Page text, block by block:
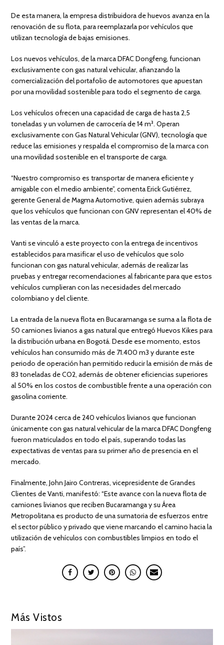
De esta manera, la empresa distribuidora de huevos avanza en la
renovación de su flota, para reemplazarla por vehículos que
utilizan tecnología de bajas emisiones.
Los nuevos vehículos, de la marca DFAC Dongfeng, funcionan
exclusivamente con gas natural vehicular, afianzando la
comercialización del portafolio de automotores que apuestan
por una movilidad sostenible para todo el segmento de carga.
Los vehículos ofrecen una capacidad de carga de hasta 2,5
toneladas y un volumen de carrocería de 14 m³. Operan
exclusivamente con Gas Natural Vehicular (GNV), tecnología que
reduce las emisiones y respalda el compromiso de la marca con
una movilidad sostenible en el transporte de carga.
“Nuestro compromiso es transportar de manera eficiente y
amigable con el medio ambiente”, comenta Erick Gutiérrez,
gerente General de Magma Automotive, quien además subraya
que los vehículos que funcionan con GNV representan el 40% de
las ventas de la marca.
Vanti se vinculó a este proyecto con la entrega de incentivos
establecidos para masificar el uso de vehículos que solo
funcionan con gas natural vehicular, además de realizar las
pruebas y entregar recomendaciones al fabricante para que estos
vehículos cumplieran con las necesidades del mercado
colombiano y del cliente.
La entrada de la nueva flota en Bucaramanga se suma a la flota de
50 camiones livianos a gas natural que entregó Huevos Kikes para
la distribución urbana en Bogotá. Desde ese momento, estos
vehículos han consumido más de 71.400 m3 y durante este
periodo de operación han permitido reducir la emisión de más de
83 toneladas de CO2, además de obtener eficiencias superiores
al 50% en los costos de combustible frente a una operación con
gasolina corriente.
Durante 2024 cerca de 240 vehículos livianos que funcionan
únicamente con gas natural vehicular de la marca DFAC Dongfeng
fueron matriculados en todo el país, superando todas las
expectativas de ventas para su primer año de presencia en el
mercado.
Finalmente, John Jairo Contreras, vicepresidente de Grandes
Clientes de Vanti, manifestó: “Este avance con la nueva flota de
camiones livianos que reciben Bucaramanga y su Área
Metropolitana es producto de una sumatoria de esfuerzos entre
el sector público y privado que viene marcando el camino hacia la
utilización de vehículos con combustibles limpios en todo el
país”.
Más Vistos